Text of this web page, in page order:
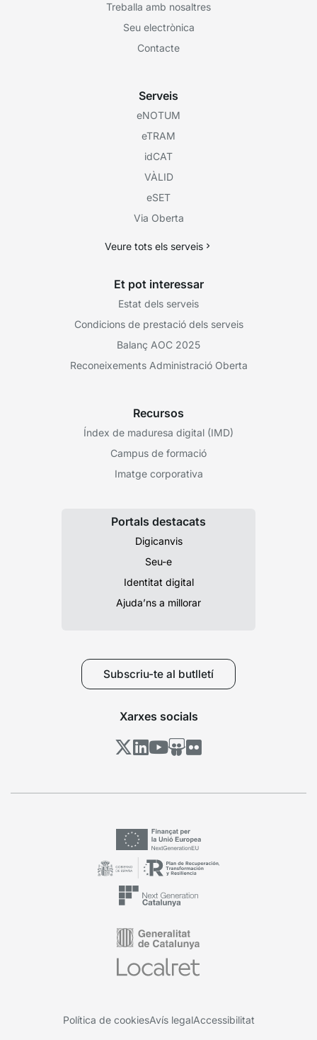
Treballa amb nosaltres
Seu electrònica
Contacte
Serveis
eNOTUM
eTRAM
idCAT
VÀLID
eSET
Via Oberta
Veure tots els serveis
Et pot interessar
Estat dels serveis
Condicions de prestació dels serveis
Balanç AOC 2025
Reconeixements Administració Oberta
Recursos
Índex de maduresa digital (IMD)
Campus de formació
Imatge corporativa
Portals destacats
Digicanvis
Seu-e
Identitat digital
Ajuda’ns a millorar
Subscriu-te al butlletí
Xarxes socials
Política de cookiesAvís legalAccessibilitat